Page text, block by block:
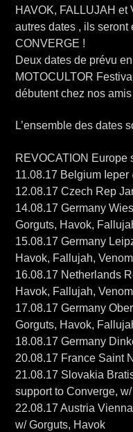
HAVOK, FALLUJAH et
autres dates , ils
CONVERGE !
Deux dates de prévu
MOTOCULTOR
débutent chez nos
L’ensemble des dates
REVOCATION Europe
11.08.17 Belgium Ieper
12.08.17 Czech Rep
14.08.17 Germany
Gorguts, Havok,
15.08.17 Germany
Havok, Fallujah,
16.08.17 Netherlands
Havok, Fallujah,
17.08.17 Germany
Gorguts, Havok,
18.08.17 Germany
20.08.17 France Saint
21.08.17 Slovakia
support to Converge,
22.08.17 Austria
w/ Gorguts, Havok